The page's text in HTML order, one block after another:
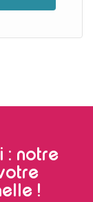
: notre
!